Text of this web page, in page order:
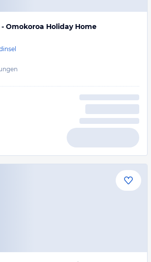
Omokoroa Holiday Home